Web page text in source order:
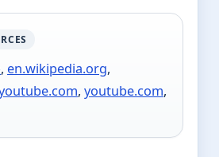
, en.wikipedia.org,
, youtube.com,